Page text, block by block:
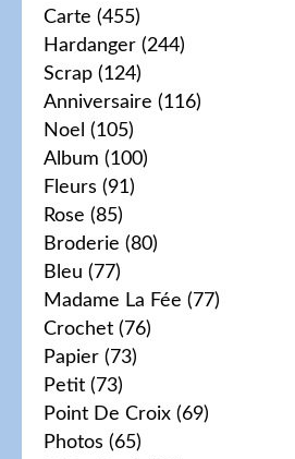
Carte (455)
Hardanger (244)
Scrap (124)
Anniversaire (116)
Noel (105)
Album (100)
Fleurs (91)
Rose (85)
Broderie (80)
Bleu (77)
Madame La Fée (77)
Crochet (76)
Papier (73)
Petit (73)
Point De Croix (69)
Photos (65)